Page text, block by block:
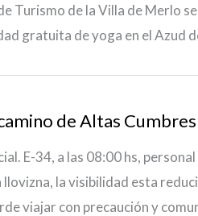
Turismo de la Villa de Merlo
gratuita de yoga en el Azud
de Altas Cumbres
E-34, a las 08:00 hs,
la visibilidad esta
viajar con precaución y